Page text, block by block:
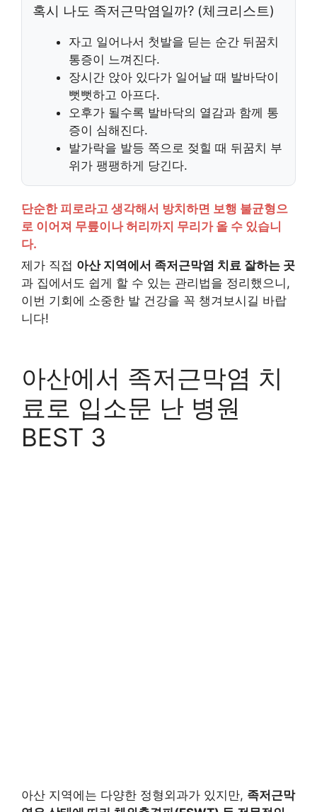
혹시 나도 족저근막염일까? (체크리스트)
자고 일어나서 첫발을 딛는 순간 뒤꿈치
통증이 느껴진다.
장시간 앉아 있다가 일어날 때 발바닥이
뻣뻣하고 아프다.
오후가 될수록 발바닥의 열감과 함께 통
증이 심해진다.
발가락을 발등 쪽으로 젖힐 때 뒤꿈치 부
위가 팽팽하게 당긴다.
단순한 피로라고 생각해서 방치하면 보행 불균형으
로 이어져 무릎이나 허리까지 무리가 올 수 있습니
다.
제가 직접 아산 지역에서 족저근막염 치료 잘하는 곳
과 집에서도 쉽게 할 수 있는 관리법을 정리했으니,
이번 기회에 소중한 발 건강을 꼭 챙겨보시길 바랍
니다!
아산에서 족저근막염 치
료로 입소문 난 병원
BEST 3
아산 지역에는 다양한 정형외과가 있지만, 족저근막